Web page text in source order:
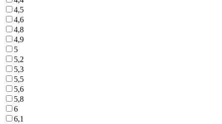
4,5
4,6
4,8
4,9
5
5,2
5,3
5,5
5,6
5,8
6
6,1